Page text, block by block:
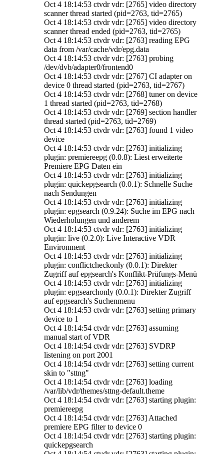
Oct 4 18:14:53 ctvdr vdr: [2765] video directory
scanner thread started (pid=2763, tid=2765)
Oct 4 18:14:53 ctvdr vdr: [2765] video directory
scanner thread ended (pid=2763, tid=2765)
Oct 4 18:14:53 ctvdr vdr: [2763] reading EPG
data from /var/cache/vdr/epg.data
Oct 4 18:14:53 ctvdr vdr: [2763] probing
/dev/dvb/adapter0/frontend0
Oct 4 18:14:53 ctvdr vdr: [2767] CI adapter on
device 0 thread started (pid=2763, tid=2767)
Oct 4 18:14:53 ctvdr vdr: [2768] tuner on device
1 thread started (pid=2763, tid=2768)
Oct 4 18:14:53 ctvdr vdr: [2769] section handler
thread started (pid=2763, tid=2769)
Oct 4 18:14:53 ctvdr vdr: [2763] found 1 video
device
Oct 4 18:14:53 ctvdr vdr: [2763] initializing
plugin: premiereepg (0.0.8): Liest erweiterte
Premiere EPG Daten ein
Oct 4 18:14:53 ctvdr vdr: [2763] initializing
plugin: quickepgsearch (0.0.1): Schnelle Suche
nach Sendungen
Oct 4 18:14:53 ctvdr vdr: [2763] initializing
plugin: epgsearch (0.9.24): Suche im EPG nach
Wiederholungen und anderem
Oct 4 18:14:53 ctvdr vdr: [2763] initializing
plugin: live (0.2.0): Live Interactive VDR
Environment
Oct 4 18:14:53 ctvdr vdr: [2763] initializing
plugin: conflictcheckonly (0.0.1): Direkter
Zugriff auf epgsearch's Konflikt-Prüfungs-Menü
Oct 4 18:14:53 ctvdr vdr: [2763] initializing
plugin: epgsearchonly (0.0.1): Direkter Zugriff
auf epgsearch's Suchenmenu
Oct 4 18:14:53 ctvdr vdr: [2763] setting primary
device to 1
Oct 4 18:14:54 ctvdr vdr: [2763] assuming
manual start of VDR
Oct 4 18:14:54 ctvdr vdr: [2763] SVDRP
listening on port 2001
Oct 4 18:14:54 ctvdr vdr: [2763] setting current
skin to "sttng"
Oct 4 18:14:54 ctvdr vdr: [2763] loading
/var/lib/vdr/themes/sttng-default.theme
Oct 4 18:14:54 ctvdr vdr: [2763] starting plugin:
premiereepg
Oct 4 18:14:54 ctvdr vdr: [2763] Attached
premiere EPG filter to device 0
Oct 4 18:14:54 ctvdr vdr: [2763] starting plugin:
quickepgsearch